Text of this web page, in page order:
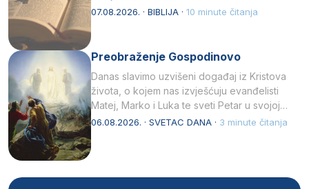
07.08.2026. · BIBLIJA · 10 minute čitanja
Preobraženje Gospodinovo
Danas slavimo uzvišeni događaj iz Kristova
života, o kojem nas izvješćuju evanđelisti
Matej, Marko i Luka te sveti Petar u svojoj
drugoj…
06.08.2026. · SVETAC DANA · 3 minute čitanja